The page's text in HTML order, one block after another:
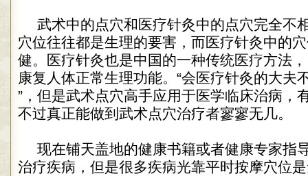
武术中的点穴和医疗针灸中的点穴完全不
穴位往往都是生理的要害，而医疗针灸中的
健。医疗针灸也是中国的一种传统医疗方法
康复人体正常生理功能。“会医疗针灸的大夫
”，但是武术点穴高手应用于医学临床治病，
不过真正能做到武术点穴治疗者寥寥无几。
现在铺天盖地的健康书籍或者健康专家指
治疗疾病，但是很多疾病光靠平时按摩穴位